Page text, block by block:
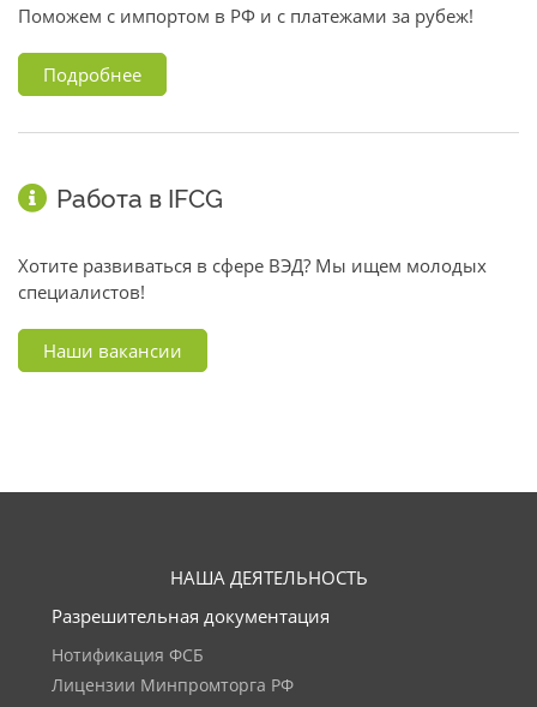
Поможем с импортом в РФ и с платежами за рубеж!
Подробнее
Работа в IFCG
Хотите развиваться в сфере ВЭД? Мы ищем молодых
специалистов!
Наши вакансии
НАША ДЕЯТЕЛЬНОСТЬ
Разрешительная документация
Нотификация ФСБ
Лицензии Минпромторга РФ